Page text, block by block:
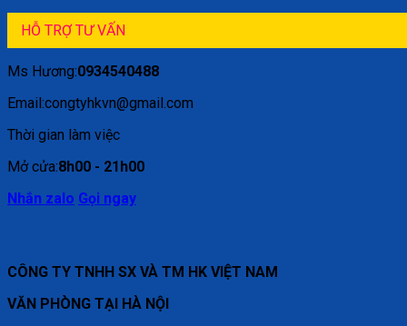
HỖ TRỢ TƯ VẤN
Ms Hương:0934540488
Email:congtyhkvn@gmail.com
Thời gian làm việc
Mở cửa:8h00 - 21h00
Nhắn zalo Gọi ngay
CÔNG TY TNHH SX VÀ TM HK VIỆT NAM
VĂN PHÒNG TẠI HÀ NỘI